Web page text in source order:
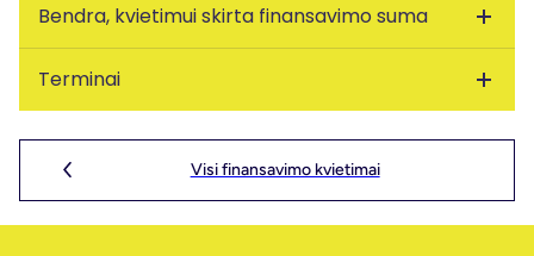
Bendra, kvietimui skirta finansavimo suma
530000 Eur
Terminai
Kvietimas galioja nuo:2024-04-18 15:00:00
PĮP gali būti teikiami iki:2024-04-18 18:00:00
Visi finansavimo kvietimai